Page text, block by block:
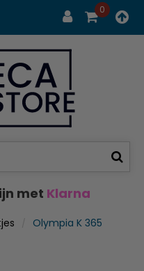
0
met Klarna
Olympia K 365